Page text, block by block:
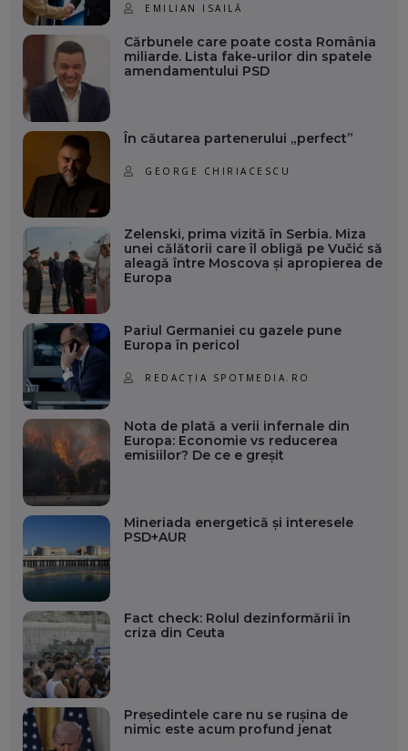
EMILIAN ISAILĂ
Cărbunele care poate costa România
miliarde. Lista fake-urilor din spatele
amendamentului PSD
În căutarea partenerului „perfect”
GEORGE CHIRIACESCU
Zelenski, prima vizită în Serbia. Miza
unei călătorii care îl obligă pe Vučić să
aleagă între Moscova și apropierea de
Europa
Pariul Germaniei cu gazele pune
Europa în pericol
REDACȚIA SPOTMEDIA.RO
Nota de plată a verii infernale din
Europa: Economie vs reducerea
emisiilor? De ce e greșit
Mineriada energetică și interesele
PSD+AUR
Fact check: Rolul dezinformării în
criza din Ceuta
Președintele care nu se rușina de
nimic este acum profund jenat